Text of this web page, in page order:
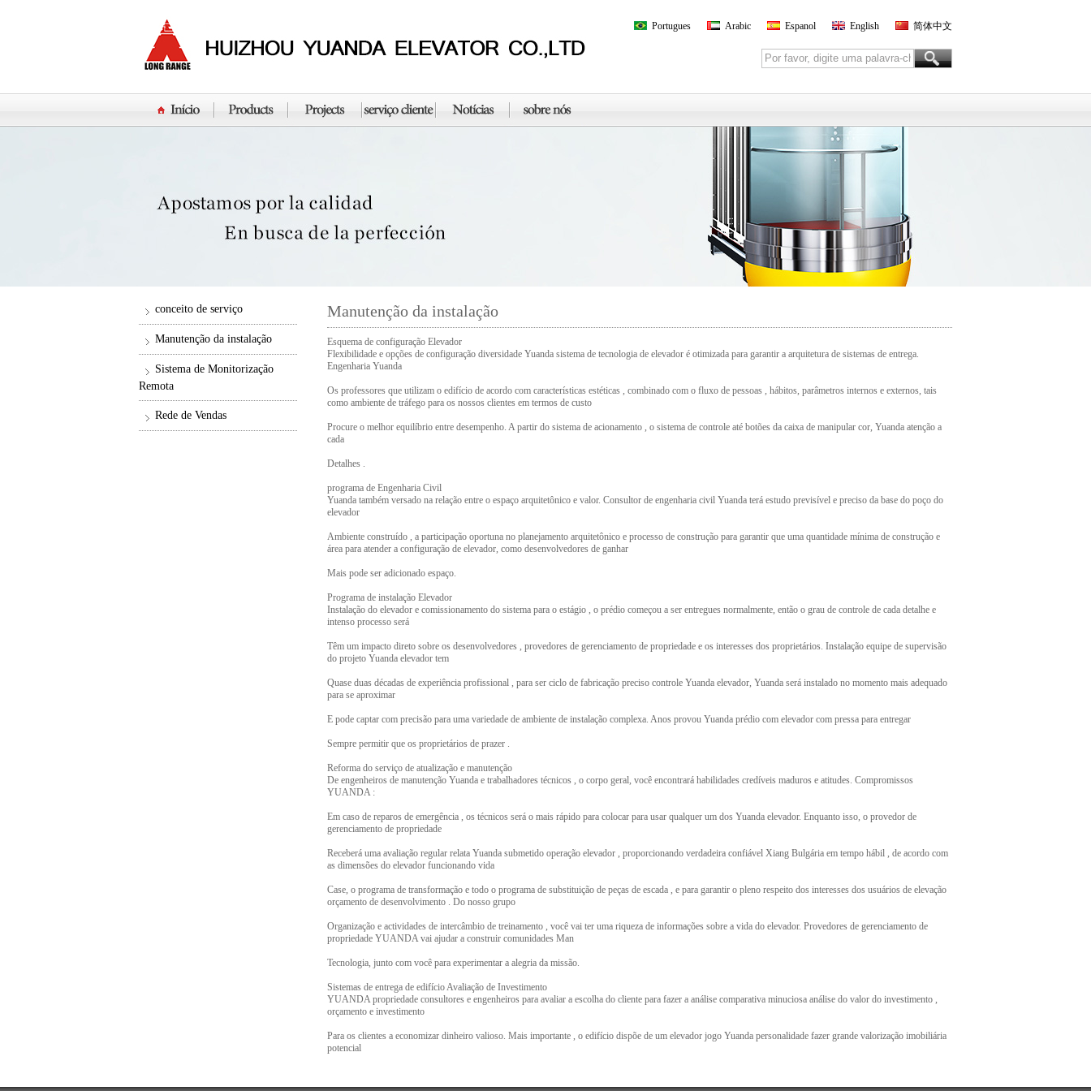
Portugues Arabic Espanol English 简体中文
conceito de serviço
Manutenção da instalação
Sistema de Monitorização
Remota
Rede de Vendas
Manutenção da instalação
Esquema de configuração Elevador
Flexibilidade e opções de configuração diversidade Yuanda sistema de tecnologia de elevador é otimizada para garantir a arquitetura de sistemas de entrega.
Engenharia Yuanda
Os professores que utilizam o edifício de acordo com características estéticas , combinado com o fluxo de pessoas , hábitos, parâmetros internos e externos, tais
como ambiente de tráfego para os nossos clientes em termos de custo
Procure o melhor equilíbrio entre desempenho. A partir do sistema de acionamento , o sistema de controle até botões da caixa de manipular cor, Yuanda atenção a
cada
Detalhes .
programa de Engenharia Civil
Yuanda também versado na relação entre o espaço arquitetônico e valor. Consultor de engenharia civil Yuanda terá estudo previsível e preciso da base do poço do
elevador
Ambiente construído , a participação oportuna no planejamento arquitetônico e processo de construção para garantir que uma quantidade mínima de construção e
área para atender a configuração de elevador, como desenvolvedores de ganhar
Mais pode ser adicionado espaço.
Programa de instalação Elevador
Instalação do elevador e comissionamento do sistema para o estágio , o prédio começou a ser entregues normalmente, então o grau de controle de cada detalhe e
intenso processo será
Têm um impacto direto sobre os desenvolvedores , provedores de gerenciamento de propriedade e os interesses dos proprietários. Instalação equipe de supervisão
do projeto Yuanda elevador tem
Quase duas décadas de experiência profissional , para ser ciclo de fabricação preciso controle Yuanda elevador, Yuanda será instalado no momento mais adequado
para se aproximar
E pode captar com precisão para uma variedade de ambiente de instalação complexa. Anos provou Yuanda prédio com elevador com pressa para entregar
Sempre permitir que os proprietários de prazer .
Reforma do serviço de atualização e manutenção
De engenheiros de manutenção Yuanda e trabalhadores técnicos , o corpo geral, você encontrará habilidades credíveis maduros e atitudes. Compromissos
YUANDA :
Em caso de reparos de emergência , os técnicos será o mais rápido para colocar para usar qualquer um dos Yuanda elevador. Enquanto isso, o provedor de
gerenciamento de propriedade
Receberá uma avaliação regular relata Yuanda submetido operação elevador , proporcionando verdadeira confiável Xiang Bulgária em tempo hábil , de acordo com
as dimensões do elevador funcionando vida
Case, o programa de transformação e todo o programa de substituição de peças de escada , e para garantir o pleno respeito dos interesses dos usuários de elevação
orçamento de desenvolvimento . Do nosso grupo
Organização e actividades de intercâmbio de treinamento , você vai ter uma riqueza de informações sobre a vida do elevador. Provedores de gerenciamento de
propriedade YUANDA vai ajudar a construir comunidades Man
Tecnologia, junto com você para experimentar a alegria da missão.
Sistemas de entrega de edifício Avaliação de Investimento
YUANDA propriedade consultores e engenheiros para avaliar a escolha do cliente para fazer a análise comparativa minuciosa análise do valor do investimento ,
orçamento e investimento
Para os clientes a economizar dinheiro valioso. Mais importante , o edifício dispõe de um elevador jogo Yuanda personalidade fazer grande valorização imobiliária
potencial